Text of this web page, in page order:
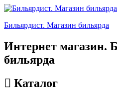
Бильярдист. Магазин бильярда
Интернет магазин.
бильярда
Каталог